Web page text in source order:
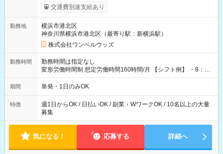
いOK！（規定あり） ┗働いたその日に現金GET♪ お仕事後はコ
ンビニATMから 日払い分を引き落とせます！ 【試用期間】試
交通費別途支給あり
勤務地
横浜市港北区
神奈川県横浜市港北区（最寄り駅：新横浜駅）
株式会社ワンベルウッズ
勤務時間
勤務時間は指定なし
変形労働時間制 想定労働時間160時間/月 【シフト例】 ・8：00
～21：00
期間 単発・1日のみOK
特徴
週1日からOK / 日払いOK / 副業・WワークOK / 10名以上の大量
募集
気になる！ 応募する 詳細へ